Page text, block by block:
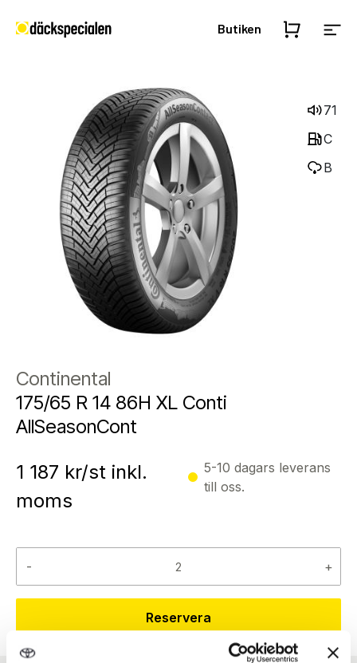
Butiken
71
C
B
Continental
175/65 R 14 86H XL Conti
AllSeasonCont
1 187 kr/st inkl.
moms
5-10 dagars leverans
till oss.
- +
Reservera